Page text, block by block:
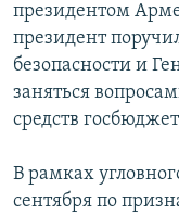
президентом
президент
безопасности и
заняться
средств
В рамках
сентября по